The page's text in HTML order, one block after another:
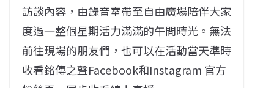
訪談內容，由錄音室帶至自由廣場陪伴大家
度過一整個星期活力滿滿的午間時光。無法
前往現場的朋友們，也可以在活動當天準時
收看銘傳之聲Facebook和Instagram 官方